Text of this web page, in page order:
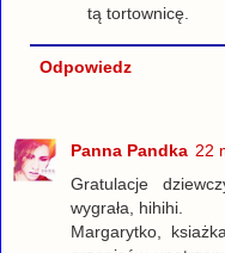
tą tortownicę.
Odpowiedz
Panna Pandka 22
Gratulacje
wygrała, hihihi.
Margarytko,